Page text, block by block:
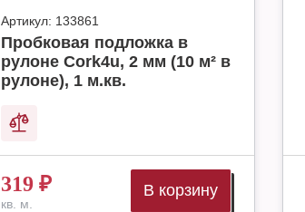
Артикул: 133861
Пробковая подложка в
рулоне Cork4u, 2 мм (10 м² в
рулоне), 1 м.кв.
319 ₽
кв. м.
В корзину